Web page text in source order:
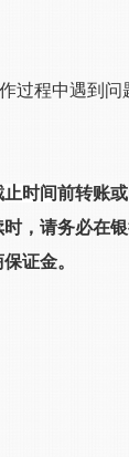
过程中遇到问
时间前转账
时，请务必在
保证金。